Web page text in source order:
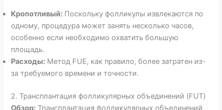
Кропотливый: Поскольку фолликулы извлекаются по
одному, процедура может занять несколько часов,
особенно если необходимо охватить большую
площадь.
Расходы: Метод FUE, как правило, более затратен из-
за требуемого времени и точности.
2. Трансплантация фолликулярных объединений (FUT)
Обзор: Трансплантация фолликулярных объединений